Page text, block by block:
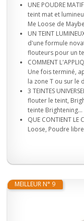
UNE POUDRE
teint mat et
Me Loose de
UN TEINT
d'une formule
flouteurs pour un
COMMENT
Une fois terminé,
la zone T ou sur le
3 TEINTES
flouter le teint,
teinte Brightening...
QUE CONTIENT LE
Loose, Poudre
MEILLEUR N° 9